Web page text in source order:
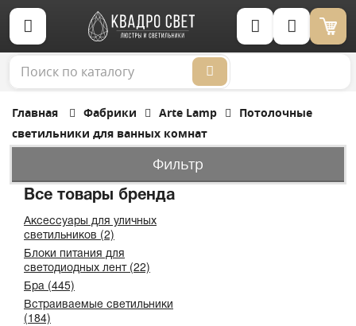
Корзина (0)
Главная Фабрики Arte Lamp
Потолочные
светильники для ванных комнат
Фильтр
Все товары бренда
Аксессуары для уличных
светильников (2)
Блоки питания для
светодиодных лент (22)
Бра (445)
Встраиваемые светильники
(184)